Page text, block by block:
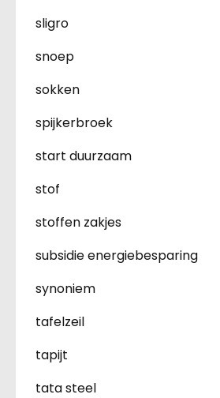
sligro
snoep
sokken
spijkerbroek
start duurzaam
stof
stoffen zakjes
subsidie energiebesparing
synoniem
tafelzeil
tapijt
tata steel